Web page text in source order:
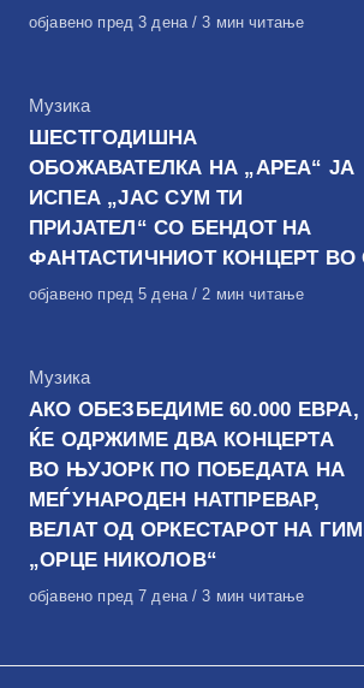
Објавено
објавено пред 3 дена 3 мин читање
КАтегорија
Музика
ШЕСТГОДИШНА
ОБОЖАВАТЕЛКА НА „АРЕА“ ЈА
ИСПЕА „ЈАС СУМ ТИ
ПРИЈАТЕЛ“ СО БЕНДОТ НА
ФАНТАСТИЧНИОТ КОНЦЕРТ ВО
Објавено
објавено пред 5 дена 2 мин читање
КАтегорија
Музика
АКО ОБЕЗБЕДИМЕ 60.000 ЕВРА,
ЌЕ ОДРЖИМЕ ДВА КОНЦЕРТА
ВО ЊУЈОРК ПО ПОБЕДАТА НА
МЕЃУНАРОДЕН НАТПРЕВАР,
ВЕЛАТ ОД ОРКЕСТАРОТ НА
„ОРЦЕ НИКОЛОВ“
Објавено
објавено пред 7 дена 3 мин читање